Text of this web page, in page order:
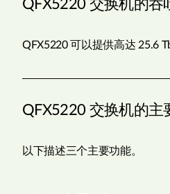
QFX5220 交换机的吞
QFX5220 可以提供高达 25.6
QFX5220 交换机的主
以下描述三个主要功能。